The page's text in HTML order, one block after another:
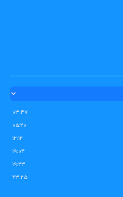
۰۳:۴۷
۰۵:۲۰
۱۲:۱۲
۱۹:۰۴
۱۹:۲۳
۲۳:۲۵